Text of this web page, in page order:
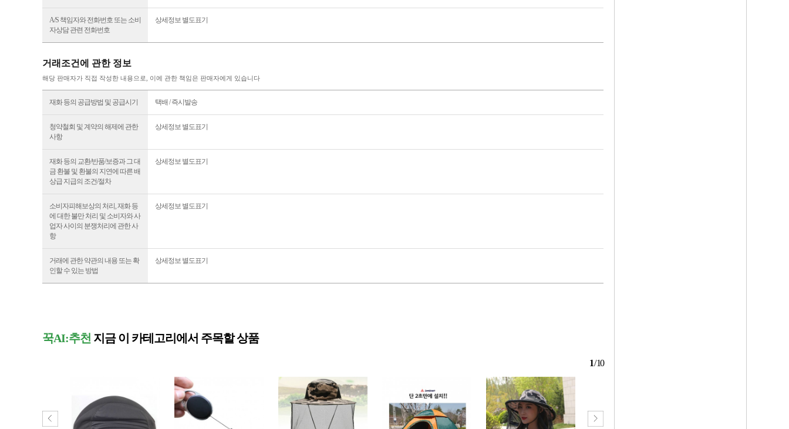
A/S 책임자와 전화번호 또는 소비
자상담 관련 전화번호
상세정보 별도표기
거래조건에 관한 정보
해당 판매자가 직접 작성한 내용으로, 이에 관한 책임은 판매자에게 있습니다
재화 등의 공급방법 및 공급시기 택배 / 즉시발송
청약철회 및 계약의 해제에 관한
사항
상세정보 별도표기
재화 등의 교환/반품/보증과 그 대
금 환불 및 환불의 지연에 따른 배
상급 지급의 조건/절차
상세정보 별도표기
소비자피해보상의 처리, 재화 등
에 대한 불만 처리 및 소비자와 사
업자 사이의 분쟁처리에 관한 사
항
상세정보 별도표기
거래에 관한 약관의 내용 또는 확
인할 수 있는 방법
상세정보 별도표기
꾹AI:추천 지금 이 카테고리에서 주목할 상품
1/10